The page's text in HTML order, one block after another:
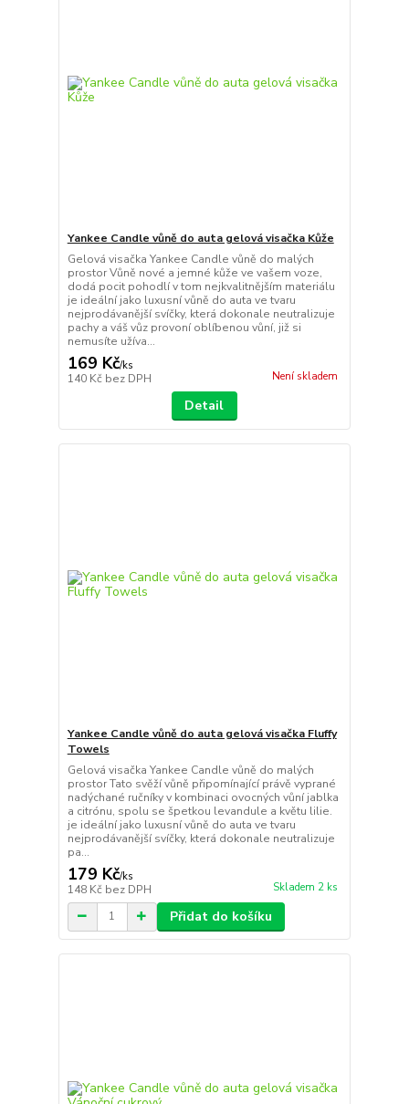
Yankee Candle vůně do auta gelová visačka Kůže
Gelová visačka Yankee Candle vůně do malých
prostor Vůně nové a jemné kůže ve vašem voze,
dodá pocit pohodlí v tom nejkvalitnějším materiálu
je ideální jako luxusní vůně do auta ve tvaru
nejprodávanější svíčky, která dokonale neutralizuje
pachy a váš vůz provoní oblíbenou vůní, již si
nemusíte užíva...
169 Kč/ks
140 Kč bez DPH Není skladem
Detail
Yankee Candle vůně do auta gelová visačka Fluffy
Towels
Gelová visačka Yankee Candle vůně do malých
prostor Tato svěží vůně připomínající právě vyprané
nadýchané ručníky v kombinaci ovocných vůní jablka
a citrónu, spolu se špetkou levandule a květu lilie.
je ideální jako luxusní vůně do auta ve tvaru
nejprodávanější svíčky, která dokonale neutralizuje
pa...
179 Kč/ks
148 Kč bez DPH Skladem 2 ks
Přidat do košíku